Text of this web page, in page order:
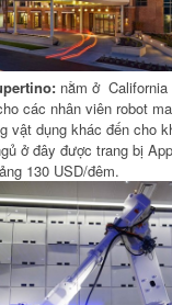
nằm ở
các nhân viên robot
vật dụng khác đến cho
ở đây được trang bị
130 USD/đêm.